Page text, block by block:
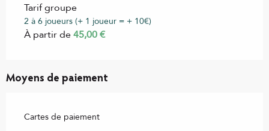
Tarif groupe
2 à 6 joueurs (+ 1 joueur = + 10€)
À partir de45,00 €
Moyens de paiement
Cartes de paiement